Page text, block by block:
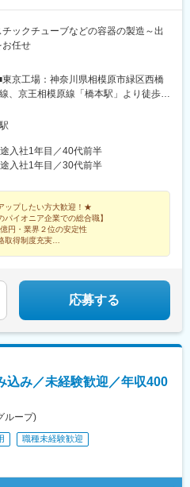
の把握もかねて製造ラインに入ってい
ランのパート社員が丁寧に指導いた
安心して業務を覚えていただけま
度を活用し、商品企画開発や品質管
3年に1回程度ございます。
品2課には6名（20～40代、男性）が
定した経営基盤の中で安心して働く
くるみん（次世代認定マーク）を取
福利厚生制度があり、安定した生活基
組合連合会の100％子会社として、
しています。
定した基盤のある企業で働きたい方
ます。
業務
チックチューブなどの容器の製造～出
お任せ
京工場：神奈川県相模原市緑区西橋
、京王相模原線「橋本駅」より徒歩
ッポロビール製罐工場：千葉県船橋
船橋駅」より徒歩25分、車5分※受動
入社1年目／40代前半
入社1年目／30代前半
ップしたい方大歓迎！★
パイオニア企業での総合職】
円・業界２位の安定性
取得制度充実
応募する
込み／未経験歓迎／年収400
ループ)
職種未経験歓迎